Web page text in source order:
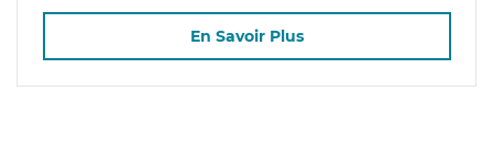
En Savoir Plus